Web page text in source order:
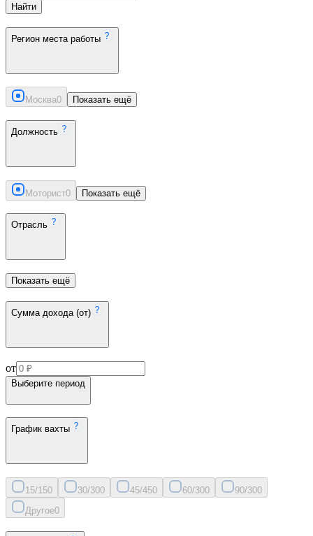
Найти
Регион места работы
Москва0 Показать ещё
Должность
Моторист0 Показать ещё
Отрасль
Показать ещё
Сумма дохода (от)
от
Выберите период
График вахты
15/150 30/300 45/450 60/300 90/300
Другое0